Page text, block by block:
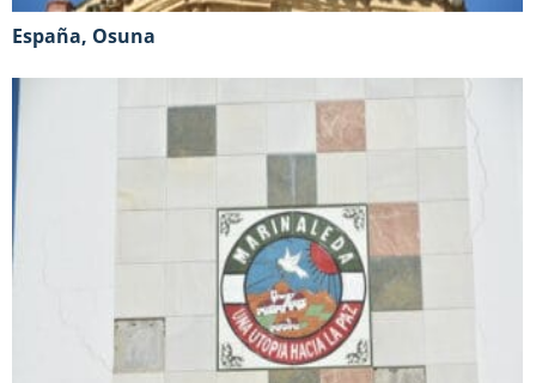
España, Osuna